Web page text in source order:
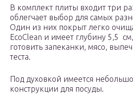
В комплект плиты входит три
облегчает выбор для самых
Один из них покрыт легко
EcoClean и имеет глубину 5,5
готовить запеканки, мясо,
теста.
Под духовкой имеется
конструкции для посуды.